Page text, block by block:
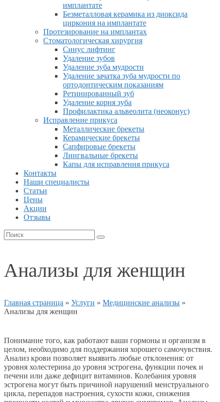
имплантате
Безметалловая керамика из диоксида
циркония на имплантате
Протезирование на имплантах
Стоматологическая хирургия
Синус лифтинг
Удаление зубов
Удаление зуба мудрости
Удаление зачатка зуба мудрости по
ортодонтическим показаниям
Ретинированный зуб
Удаление корня зуба
Профилактика альвеолита (неоконус)
Исправление прикуса
Металлические брекеты
Керамические брекеты
Сапфировые брекеты
Лингвальные брекеты
Капы для исправления прикуса
Контакты
Наши специалисты
Статьи
Цены
Акции
Отзывы
Анализы для женщин
Главная страница » Услуги » Медицинские анализы »
Анализы для женщин
Понимание того, как работают ваши гормоны и организм в
целом, необходимо для поддержания хорошего самочувствия.
Анализ крови позволяет выявить любые отклонения: от
уровня холестерина до уровня эстрогена, функции почек и
печени или даже дефицит витаминов. Колебания уровня
эстрогена могут быть причиной нарушений менструального
цикла, перепадов настроения, сухости кожи, снижения